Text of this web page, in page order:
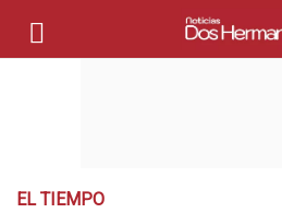
EL TIEMPO